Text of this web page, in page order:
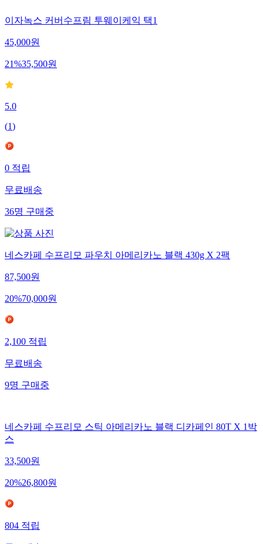
이자녹스 커버수프림 투웨이케익 택1
45,000원
21%35,500원
5.0
(1)
0적립
무료배송
36명구매중
네스카페 수프리모 파우치 아메리카노 블랙 430g X 2팩
87,500원
20%70,000원
2,100적립
무료배송
9명구매중
네스카페 수프리모 스틱 아메리카노 블랙 디카페인 80T X 1박
스
33,500원
20%26,800원
804적립